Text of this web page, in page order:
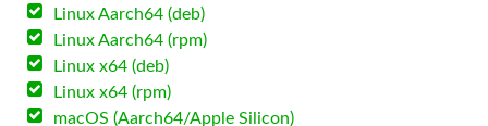
Linux Aarch64 (deb)
Linux Aarch64 (rpm)
Linux x64 (deb)
Linux x64 (rpm)
macOS (Aarch64/Apple Silicon)